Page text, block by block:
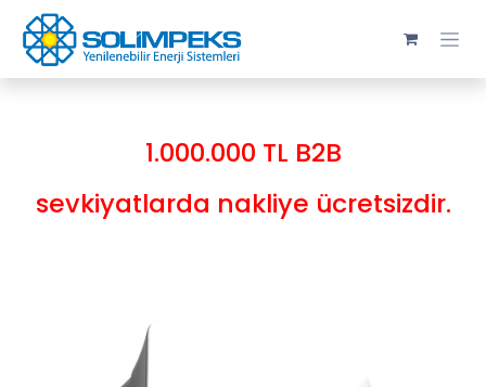
Skip to Content
1.000.000 TL B2B
sevkiyatlarda nakliye ücretsizdir.